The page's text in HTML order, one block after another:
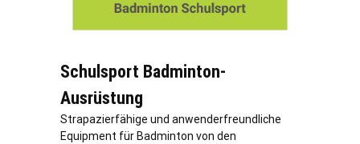
Schulsport Badminton-
Ausrüstung
Strapazierfähige und anwenderfreundliche
Equipment für Badminton von den